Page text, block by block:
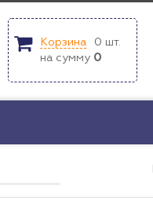
Корзина 0 шт.
на сумму 0